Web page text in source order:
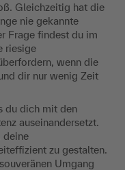
Gleichzeitig hat die
nie gekannte
Frage findest du im
riesige
wenn die
dir nur wenig Zeit
du dich mit den
auseinandersetzt.
deine
zu gestalten.
Umgang